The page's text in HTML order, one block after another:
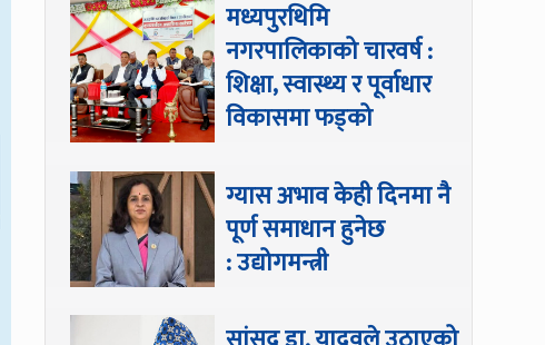
मध्यपुरथिमि
नगरपालिकाको चारवर्ष :
शिक्षा, स्वास्थ्य र पूर्वाधार
विकासमा फड्को
ग्यास अभाव केही दिनमा नै
पूर्ण समाधान हुनेछ
: उद्योगमन्त्री